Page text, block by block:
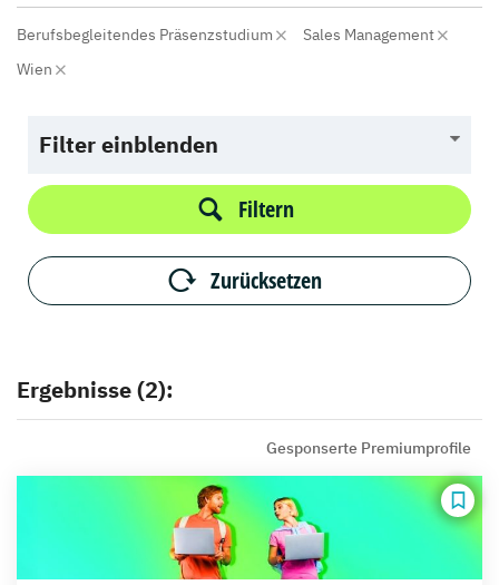
Berufsbegleitendes Präsenzstudium
Sales Management
Wien
Filter einblenden
Filtern
Zurücksetzen
Ergebnisse (2):
Gesponserte Premiumprofile